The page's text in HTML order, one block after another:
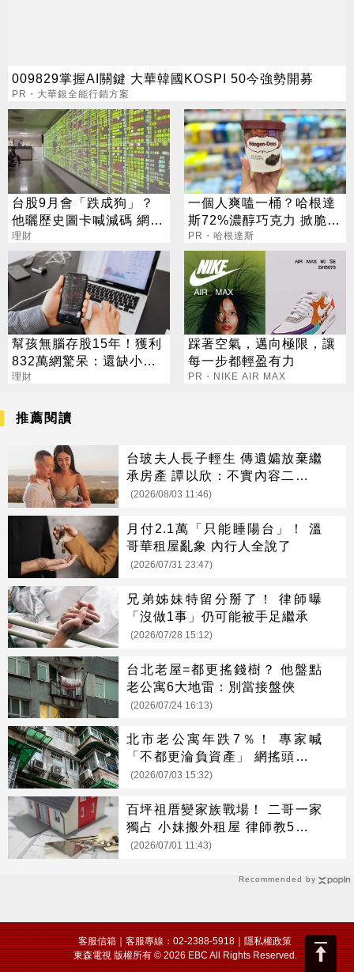
009829掌握AI關鍵 大華韓國KOSPI 50今強勢開募
PR・大華銀全能行銷方案
台股9月會「跌成狗」？
他曬歷史圖卡喊減碼 網看
法兩極
理財
一個人爽嗑一桶？哈根達
斯72%濃醇巧克力 掀脆友
共鳴
PR・哈根達斯
幫孩無腦存股15年！獲利
832萬網驚呆：還缺小孩
嗎？
理財
踩著空氣，邁向極限，讓
每一步都輕盈有力
PR・NIKE AIR MAX
Recommended by
推薦閱讀
台玻夫人長子輕生 傳遺孀放棄繼
承房產 譚以欣：不實內容二次傷
害
(2026/08/03 11:46)
月付2.1萬「只能睡陽台」！ 溫
哥華租屋亂象 內行人全說了
(2026/07/31 23:47)
兄弟姊妹特留分掰了！ 律師曝
「沒做1事」仍可能被手足繼承
(2026/07/28 15:12)
台北老屋=都更搖錢樹？ 他盤點
老公寓6大地雷：別當接盤俠
(2026/07/24 16:13)
北市老公寓年跌7％！ 專家喊
「不都更淪負資產」 網搖頭：蛋
黃仍保值
(2026/07/03 15:32)
百坪祖厝變家族戰場！ 二哥一家
獨占 小妹搬外租屋 律師教5招維
權
(2026/07/01 11:43)
客服信箱｜客服專線：02-2388-5918｜隱私權政策
東森電視 版權所有 © 2026 EBC All Rights Reserved.